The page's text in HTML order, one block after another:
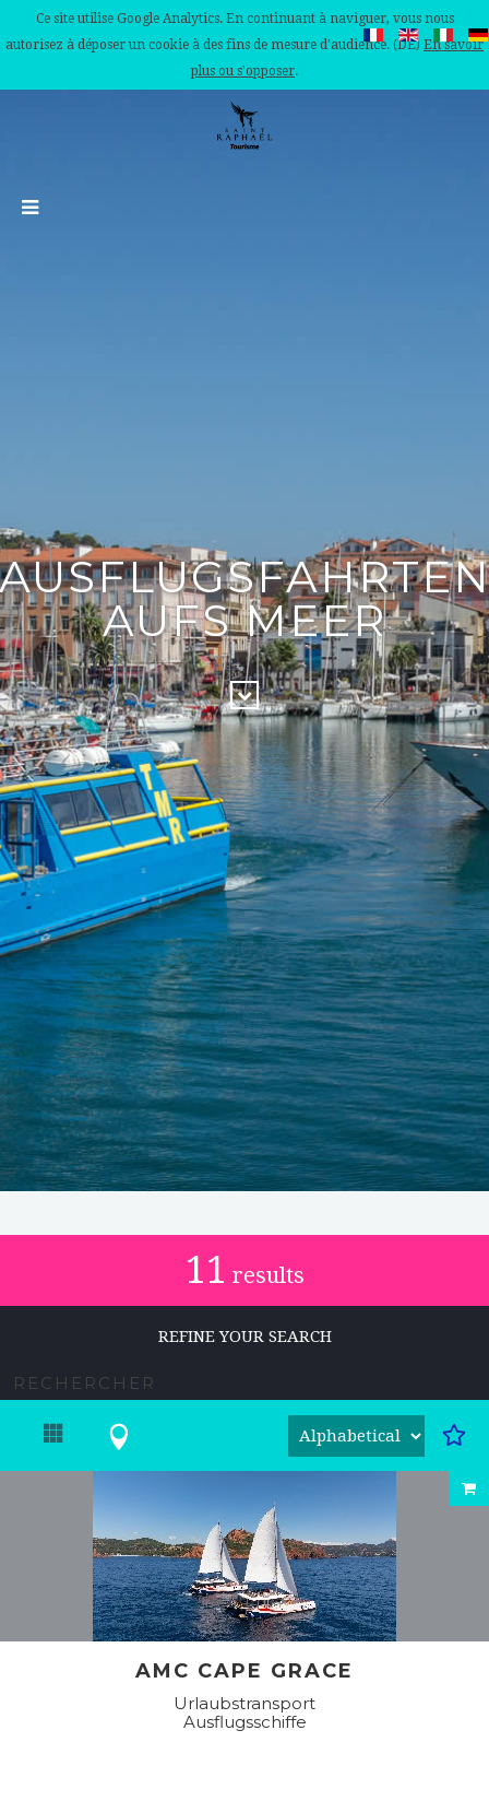
Ce site utilise Google Analytics. En continuant à naviguer, vous nous
autorisez à déposer un cookie à des fins de mesure d'audience. (DE) En savoir
plus ou s'opposer.
AUFS MEER
11 results
REFINE YOUR SEARCH
AMC CAPE GRACE
Urlaubstransport
Ausflugsschiffe